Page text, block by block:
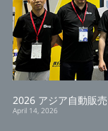
2026 アジア自動販
April 14, 2026